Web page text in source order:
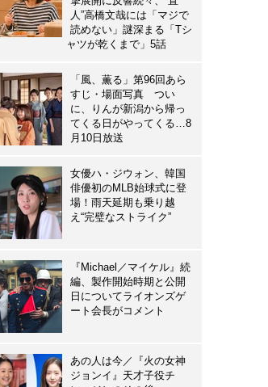
人”高橋文哉には「マジで
読めない」謎深まる「Tシ
ャツが乾くまで」5話
「風、薫る」第96回あら
すじ・場面写真 つい
に、りんが新潟から帰っ
てくる日がやってくる…8
月10日放送
女優ハ・ジウォン、韓国
俳優初のMLB始球式に登
場！雨天延期も乗り越
え“完璧なストライク”
『Michael／マイケル』続
編、製作開始時期と公開
日についてライオンズゲ
ート会長がコメント
あの人は今／『火の女神
ジョンイ』天才子役チ